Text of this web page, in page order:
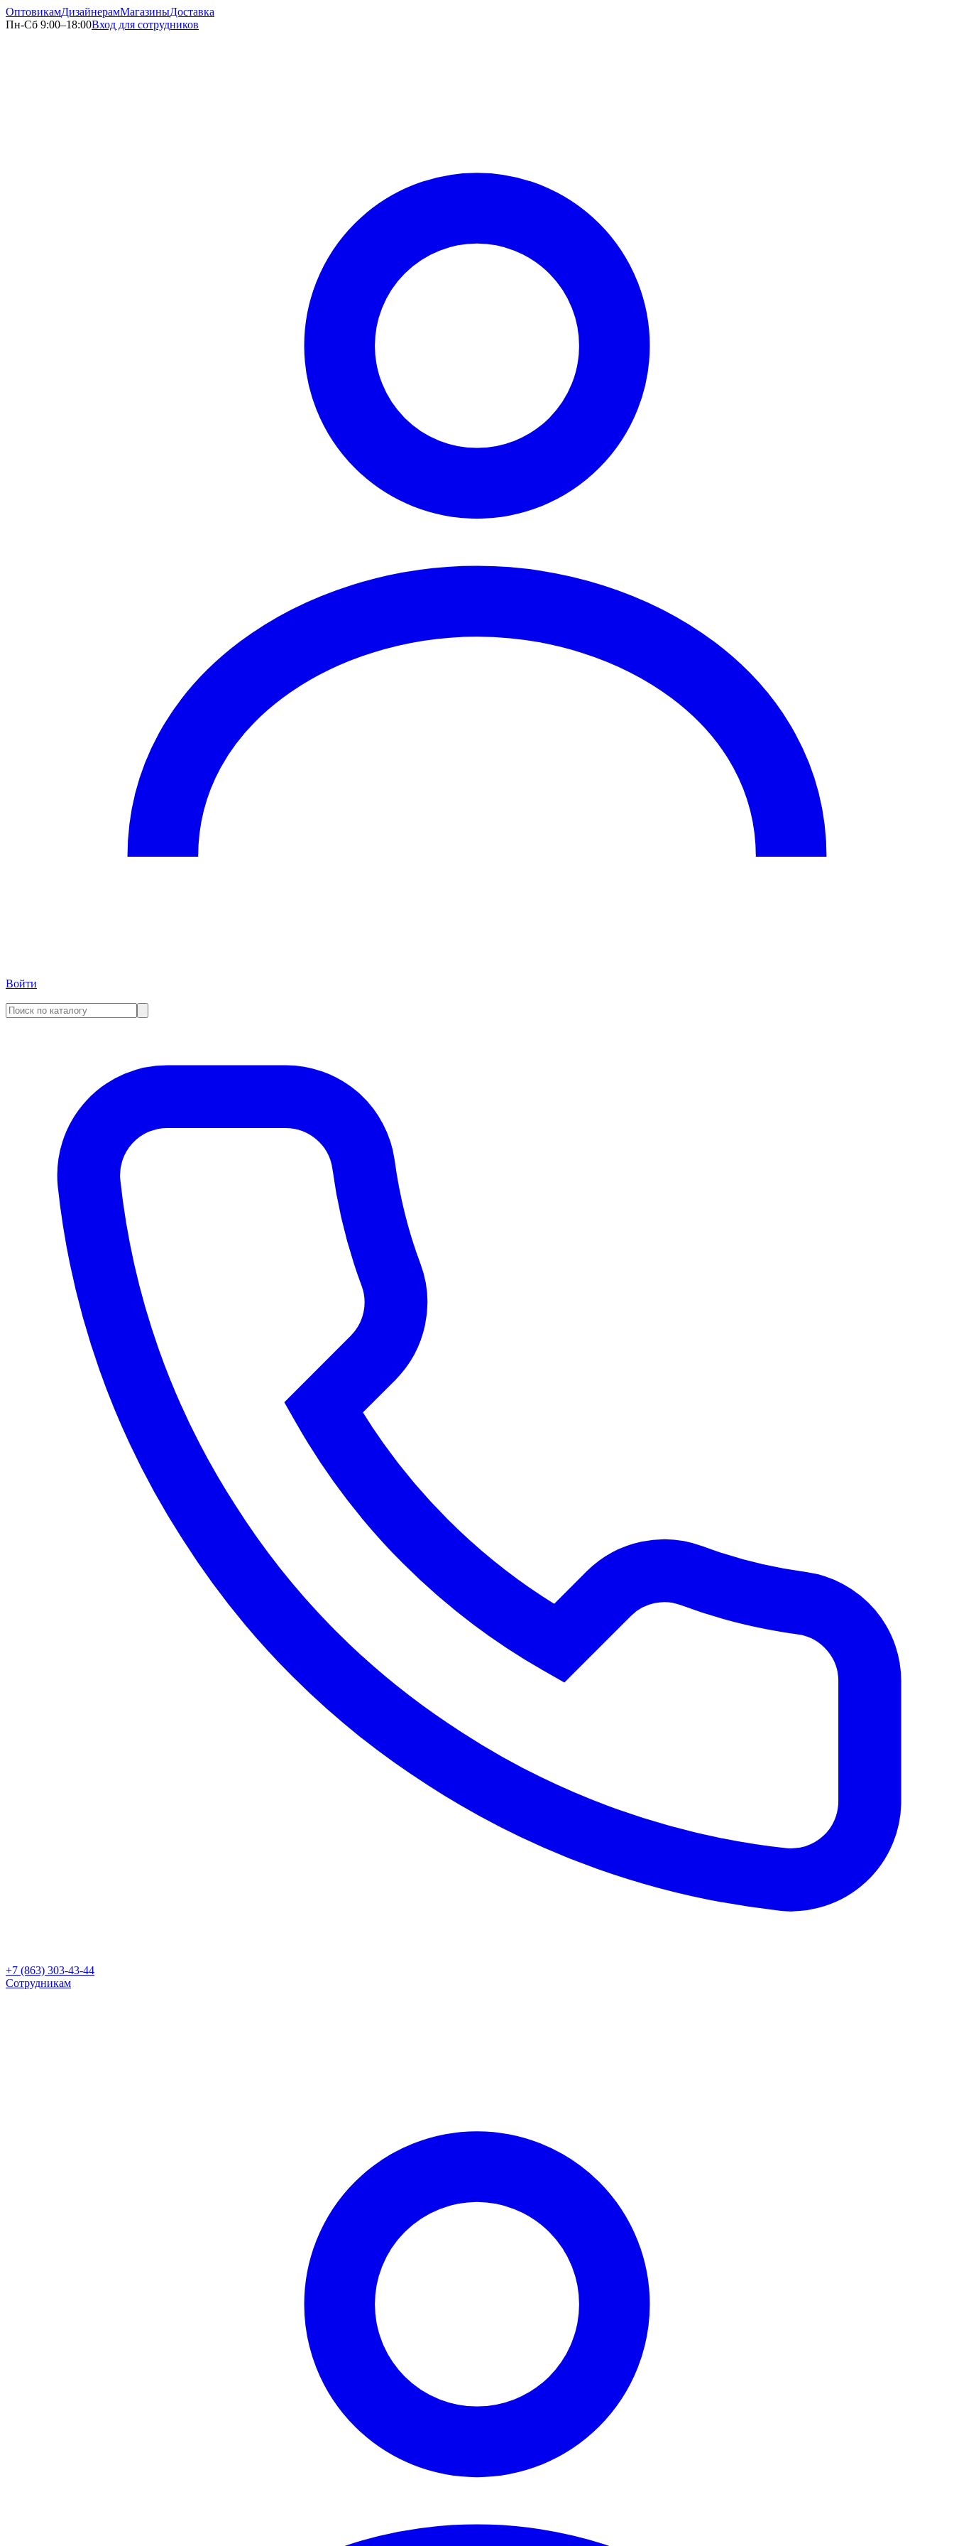
ОптовикамДизайнерамМагазиныДоставка
Пн-Сб 9:00–18:00Вход для сотрудников
Войти
+7 (863) 303-43-44
Сотрудникам